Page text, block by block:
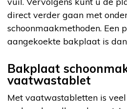
direct verder gaan met
schoonmaakmethoden. Een
aangekoekte bakplaat is
Bakplaat
vaatwastablet
Met vaatwastabletten is